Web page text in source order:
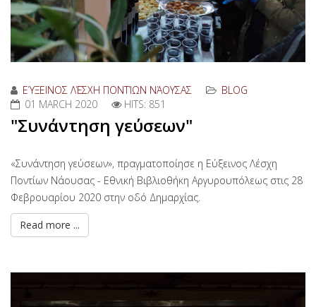
ΕΎΞΕΙΝΟΣ ΛΈΣΧΗ ΠΟΝΤΊΩΝ ΝΆΟΥΣΑΣ
BLOG
01 MARCH 2020
HITS: 851
"Συνάντηση γεύσεων"
«Συνάντηση γεύσεων», πραγματοποίησε η Εύξεινος Λέσχη
Ποντίων Νάουσας - Εθνική Βιβλιοθήκη Αργυρουπόλεως στις 28
Φεβρουαρίου 2020 στην οδό Δημαρχίας.
Read more ...